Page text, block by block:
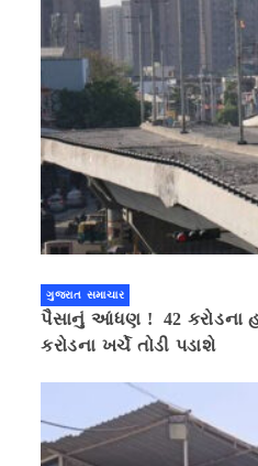
ગુજરાત સમાચાર
પૈસાનું આંધણ ! 42 કરોડના
કરોડના ખર્ચે તોડી પડાશે